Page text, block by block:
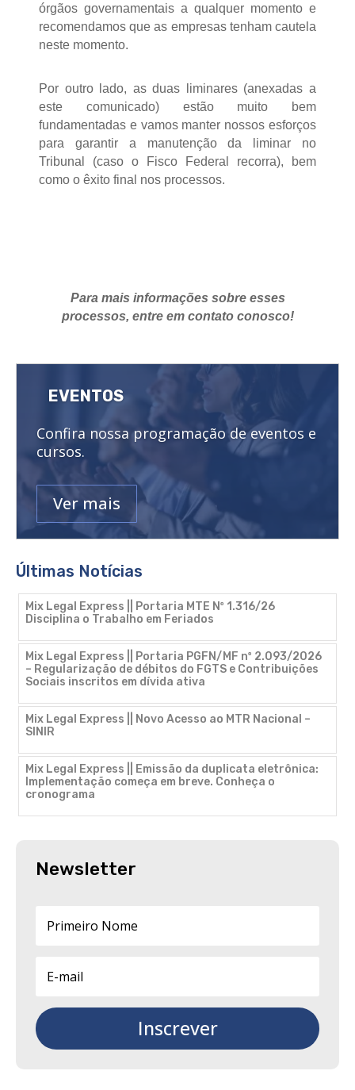
órgãos governamentais a qualquer momento e
recomendamos que as empresas tenham cautela
neste momento.
Por outro lado, as duas liminares (anexadas a
este comunicado) estão muito bem
fundamentadas e vamos manter nossos esforços
para garantir a manutenção da liminar no
Tribunal (caso o Fisco Federal recorra), bem
como o êxito final nos processos.
Para mais informações sobre esses
processos, entre em contato conosco!
EVENTOS
Confira nossa programação de eventos e
cursos.
Ver mais
Últimas Notícias
Mix Legal Express || Portaria MTE Nº 1.316/26
Disciplina o Trabalho em Feriados
Mix Legal Express || Portaria PGFN/MF nº 2.093/2026
– Regularização de débitos do FGTS e Contribuições
Sociais inscritos em dívida ativa
Mix Legal Express || Novo Acesso ao MTR Nacional –
SINIR
Mix Legal Express || Emissão da duplicata eletrônica:
Implementação começa em breve. Conheça o
cronograma
Newsletter
Inscrever